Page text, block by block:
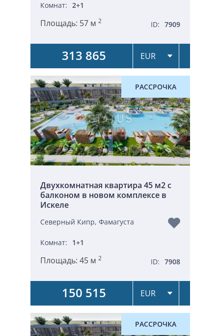
Комнат: 2+1
Площадь: 57 м 2 ID: 7909
313 865
РАССРОЧКА
Двухкомнатная квартира 45 м2 с
балконом в новом комплексе в
Искеле
Северный Кипр, Фамагуста
Комнат: 1+1
Площадь: 45 м 2 ID: 7908
150 515
РАССРОЧКА